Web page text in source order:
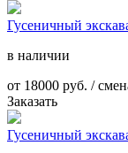
Гусеничный
в наличии
от 18000 руб. /
Заказать
Гусеничный